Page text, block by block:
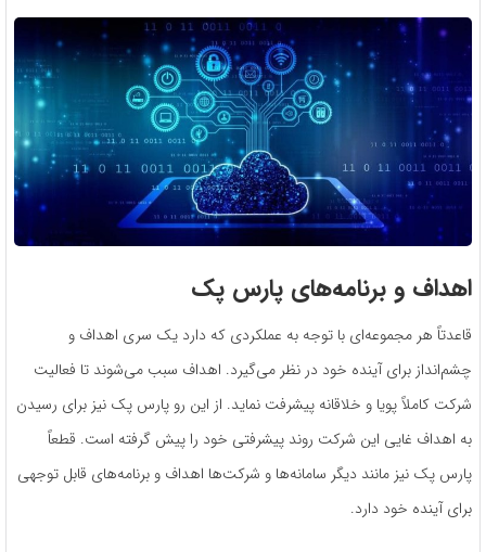
اهداف و برنامه‌های پارس پک
قاعدتاً هر مجموعه‌ای با توجه به عملکردی که دارد یک سری اهداف و
چشم‌انداز برای آینده خود در نظر می‌گیرد. اهداف سبب می‌شوند تا فعالیت
شرکت کاملاً پویا و خلاقانه پیشرفت نماید. از این رو پارس پک نیز برای رسیدن
به اهداف غایی این شرکت روند پیشرفتی خود را پیش گرفته است. قطعاً
پارس پک نیز مانند دیگر سامانه‌ها و شرکت‌ها اهداف و برنامه‌های قابل توجهی
برای آینده خود دارد.